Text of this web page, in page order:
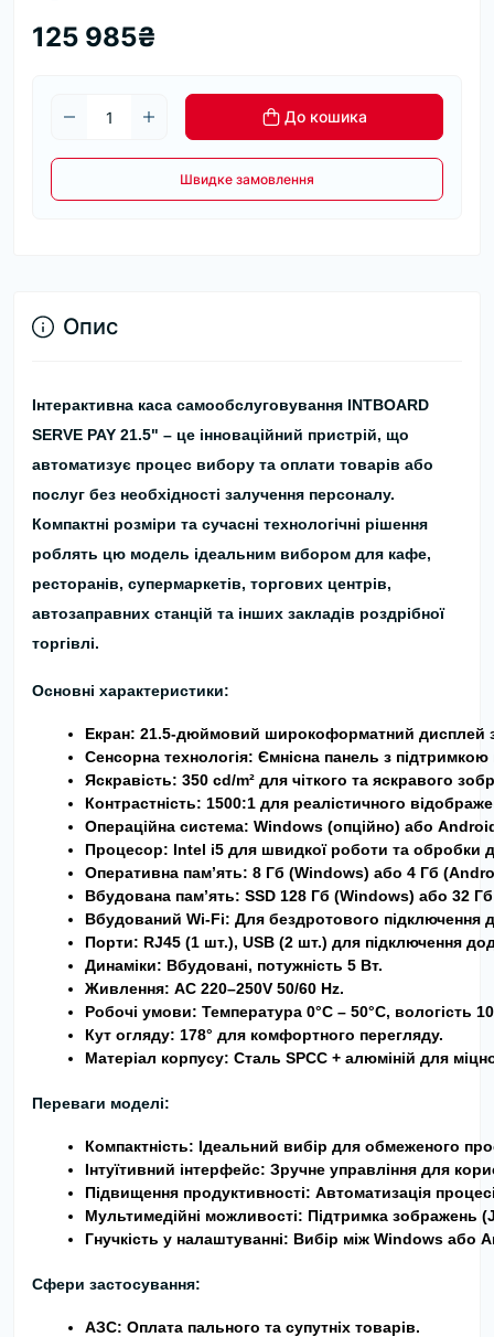
125 985₴
До кошика
Швидке замовлення
Опис
Інтерактивна каса самообслуговування INTBOARD
SERVE PAY 21.5" – це інноваційний пристрій, що
автоматизує процес вибору та оплати товарів або
послуг без необхідності залучення персоналу.
Компактні розміри та сучасні технологічні рішення
роблять цю модель ідеальним вибором для кафе,
ресторанів, супермаркетів, торгових центрів,
автозаправних станцій та інших закладів роздрібної
торгівлі.
Основні характеристики:
Екран: 21.5-дюймовий широкоформатний дисплей з
Сенсорна технологія: Ємнісна панель з
Яскравість: 350 cd/m² для чіткого та яскравого
Контрастність: 1500:1 для реалістичного
Операційна система: Windows (опційно) або
Процесор: Intel i5 для швидкої роботи та обробки
Оперативна пам’ять: 8 Гб (Windows) або 4 Гб
Вбудована пам’ять: SSD 128 Гб (Windows) або 32
Вбудований Wi-Fi: Для бездротового підключення
Порти: RJ45 (1 шт.), USB (2 шт.) для підключення
Динаміки: Вбудовані, потужність 5 Вт.
Живлення: AC 220–250V 50/60 Hz.
Робочі умови: Температура 0°C – 50°C, вологість
Кут огляду: 178° для комфортного перегляду.
Матеріал корпусу: Сталь SPCC + алюміній для
Переваги моделі:
Компактність: Ідеальний вибір для обмеженого
Інтуїтивний інтерфейс: Зручне управління для
Підвищення продуктивності: Автоматизація
Мультимедійні можливості: Підтримка зображень
Гнучкість у налаштуванні: Вибір між Windows або
Сфери застосування:
АЗС: Оплата пального та супутніх товарів.